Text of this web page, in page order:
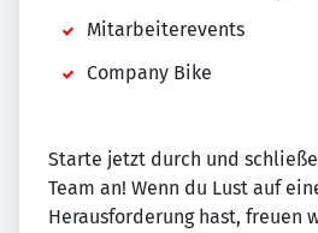
Mitarbeiterevents
Company Bike
Starte jetzt durch und
Team an! Wenn du Lust auf
Herausforderung hast, freuen